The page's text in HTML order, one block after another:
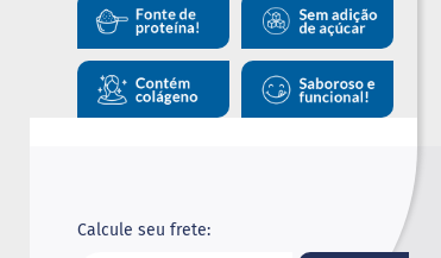
Calcule seu frete: